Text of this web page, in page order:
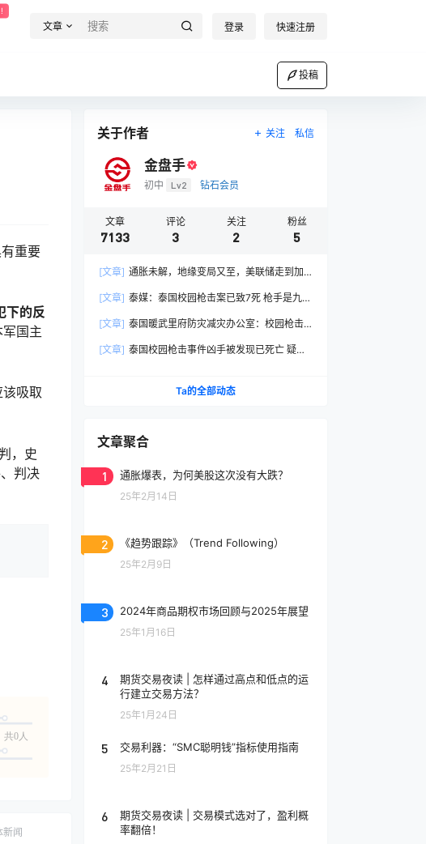
文章 登录 快速注册
投稿
重要
下的反
国主
吸取
，史
判决
共0人
新闻
关于作者 关注 私信
金盘手
初中 Lv2 钻石会员
文章
7133
评论
3
关注
2
粉丝
5
[文章] 通胀未解，地缘变局又至，美联储走到加
[文章] 泰媒：泰国校园枪击案已致7死 枪手是九年
[文章] 泰国暖武里府防灾减灾办公室：校园枪击
[文章] 泰国校园枪击事件凶手被发现已死亡 疑为
Ta的全部动态
文章聚合
1 通胀爆表，为何美股这次没有大跌？
25年2月14日
2 《趋势跟踪》（Trend Following）
25年2月9日
3 2024年商品期权市场回顾与2025年展望
25年1月16日
4
期货交易夜读 | 怎样通过高点和低点的运
行建立交易方法？
25年1月24日
5 交易利器：“SMC聪明钱”指标使用指南
25年2月21日
6
期货交易夜读 | 交易模式选对了，盈利概
率翻倍！